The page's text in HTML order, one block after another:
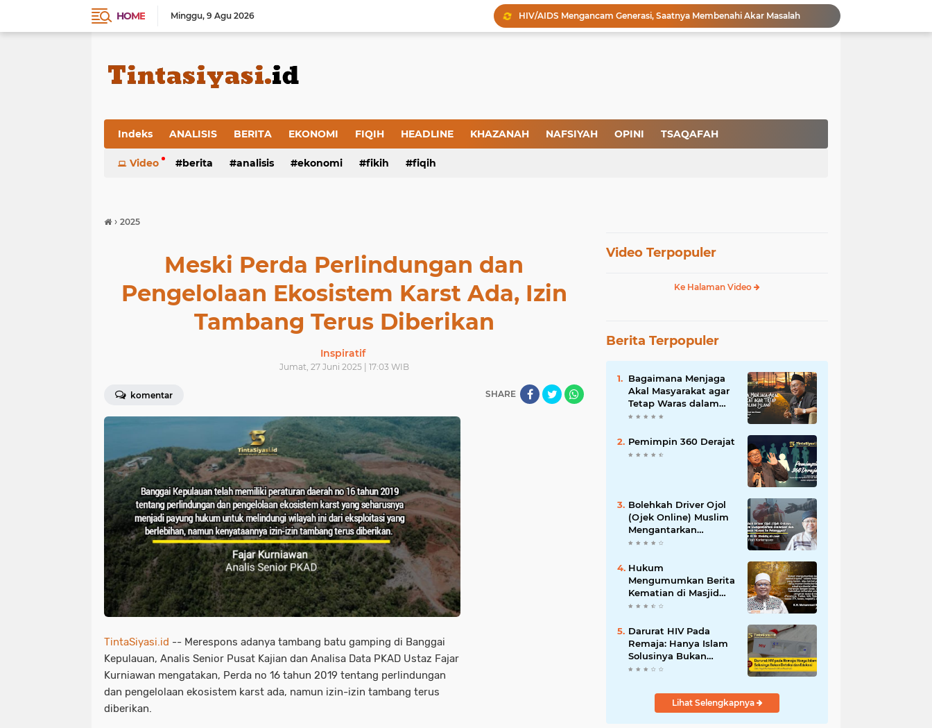
HOME Minggu 9 Agu 2026
HIV/AIDS Mengancam Generasi, Saatnya Membenahi Akar Masalah
Gaza dalam Kepungan Siasat: Pelucutan Senjata dan Ilusi Perdamaian
Proyek Bancaan Berkedok MBG
Darurat HIV, Darurat Sistem: Selamatkan Generasi dengan Syariat
Indeks ANALISIS BERITA EKONOMI FIQIH HEADLINE KHAZANAH NAFSIYAH OPINI TSAQAFAH
Video berita analisis ekonomi fikih fiqih
› 2025
Meski Perda Perlindungan dan
Pengelolaan Ekosistem Karst Ada, Izin
Tambang Terus Diberikan
Inspiratif
Jumat, 27 Juni 2025 | 17:03 WIB
komentar SHARE
TintaSiyasi.id -- Merespons adanya tambang batu gamping di Banggai
Kepulauan, Analis Senior Pusat Kajian dan Analisa Data PKAD Ustaz Fajar
Kurniawan mengatakan, Perda no 16 tahun 2019 tentang perlindungan
dan pengelolaan ekosistem karst ada, namun izin-izin tambang terus
diberikan.
Video Terpopuler
Ke Halaman Video
Berita Terpopuler
Bagaimana Menjaga
Akal Masyarakat agar
Tetap Waras dalam
Islam?
Pemimpin 360 Derajat
Bolehkah Driver Ojol
(Ojek Online) Muslim
Mengantarkan
Makanan dan
Pelanggan?
Hukum
Mengumumkan Berita
Kematian di Masjid
dan Medsos
Darurat HIV Pada
Remaja: Hanya Islam
Solusinya Bukan
Deteksi dan Edukasi
Lihat Selengkapnya